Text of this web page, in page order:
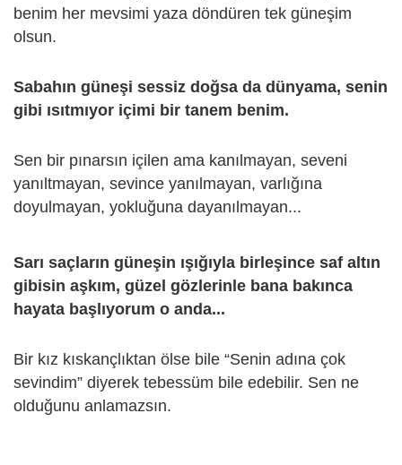
benim her mevsimi yaza döndüren tek güneşim
olsun.
Sabahın güneşi sessiz doğsa da dünyama, senin
gibi ısıtmıyor içimi bir tanem benim.
Sen bir pınarsın içilen ama kanılmayan, seveni
yanıltmayan, sevince yanılmayan, varlığına
doyulmayan, yokluğuna dayanılmayan...
Sarı saçların güneşin ışığıyla birleşince saf altın
gibisin aşkım, güzel gözlerinle bana bakınca
hayata başlıyorum o anda...
Bir kız kıskançlıktan ölse bile “Senin adına çok
sevindim” diyerek tebessüm bile edebilir. Sen ne
olduğunu anlamazsın.